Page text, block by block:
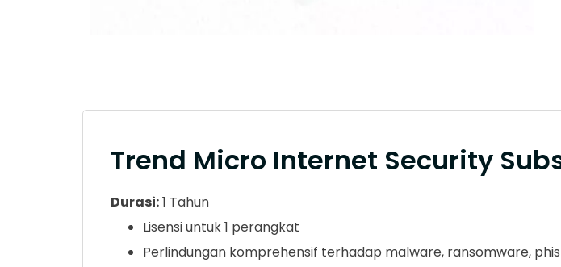
Trend Micro Internet Security
Durasi:1 Tahun
Lisensi untuk 1 perangkat
Perlindungan komprehensif terhadap malware, ransomware,